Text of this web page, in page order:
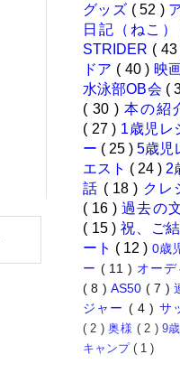
グッズ ( 52 )
日記（ねこ）
STRIDER (
ドア ( 40 ) 映
水泳部OB会 (
( 30 )本の紹
( 27 ) 1歳児レ
ー ( 25 )5歳児
エスト ( 24 ) 2
話 ( 18 ) クレ
( 16 )過去の
( 15 )祝、ご
ート ( 12 ) 0歳
ー ( 11 ) オーデ
( 8 )AS50 ( 7 )
ジャー ( 4 ) サ
( 2 )奥様 ( 2 )9
キャンプ ( 1 )